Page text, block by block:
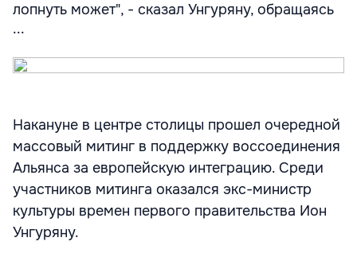
лопнуть может", - сказал Унгуряну, обращаясь
...
Накануне в центре столицы прошел очередной
массовый митинг в поддержку воссоединения
Альянса за европейскую интеграцию. Среди
участников митинга оказался экс-министр
культуры времен первого правительства Ион
Унгуряну.